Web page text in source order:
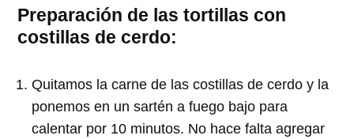
Preparación de las tortillas con
costillas de cerdo:
Quitamos la carne de las costillas de cerdo y la
ponemos en un sartén a fuego bajo para
calentar por 10 minutos. No hace falta agregar